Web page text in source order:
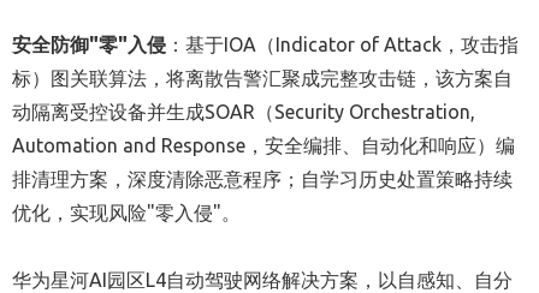
安全防御"零"入侵 ：基于IOA（Indicator of Attack，攻击指
标）图关联算法，将离散告警汇聚成完整攻击链，该方案自
动隔离受控设备并生成SOAR（Security Orchestration,
Automation and Response，安全编排、自动化和响应）编
排清理方案，深度清除恶意程序；自学习历史处置策略持续
优化，实现风险"零入侵"。
华为星河AI园区L4自动驾驶网络解决方案，以自感知、自分